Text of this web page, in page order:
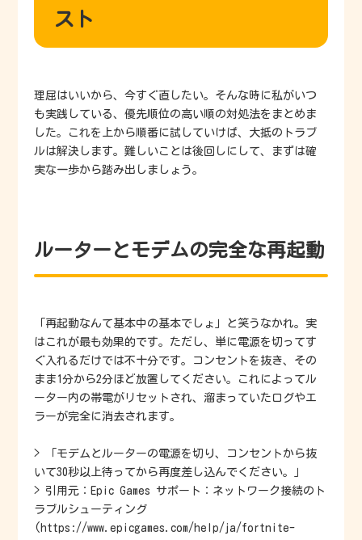
スト
理屈はいいから、今すぐ直したい。そんな時に私がいつ
も実践している、優先順位の高い順の対処法をまとめま
した。これを上から順番に試していけば、大抵のトラブ
ルは解決します。難しいことは後回しにして、まずは確
実な一歩から踏み出しましょう。
ルーターとモデムの完全な再起動
「再起動なんて基本中の基本でしょ」と笑うなかれ。実
はこれが最も効果的です。ただし、単に電源を切ってす
ぐ入れるだけでは不十分です。コンセントを抜き、その
まま1分から2分ほど放置してください。これによってル
ーター内の帯電がリセットされ、溜まっていたログやエ
ラーが完全に消去されます。
> 「モデムとルーターの電源を切り、コンセントから抜
いて30秒以上待ってから再度差し込んでください。」
> 引用元：Epic Games サポート：ネットワーク接続のト
ラブルシューティング
(https://www.epicgames.com/help/ja/fortnite-